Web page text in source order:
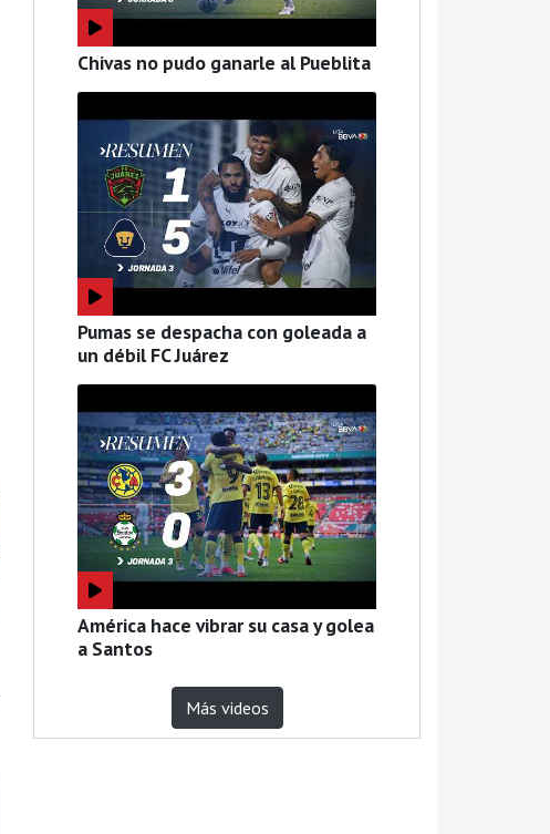
Chivas no pudo ganarle al Pueblita
Pumas se despacha con goleada a
un débil FC Juárez
América hace vibrar su casa y golea
a Santos
Más videos